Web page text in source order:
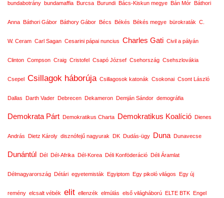
bundabotrány bundamaffia Burcsa Burundi Bács-Kiskun megye Bán Mór Báthori
Anna Báthori Gábor Báthory Gábor Bécs Békés Békés megye bürokraták C.
W. Ceram Carl Sagan Cesarini pápai nuncius Charles Gati Civil a pályán
Clinton Compson Craig Cristofel Csapó József Csehország Csehszlovákia
Csepel Csillagok háborúja Csillagosok katonák Csokonai Csont László
Dallas Darth Vader Debrecen Dekameron Demján Sándor demográfia
Demokrata Párt Demokratikus Charta Demokratikus Koalíció Dienes
András Dietz Károly disznófejű nagyurak DK Dudás-ügy Duna Dunavecse
Dunántúl Dél Dél-Afrika Dél-Korea Déli Konföderáció Déli Áramlat
Délmagyarország Détári egyetemisták Egyiptom Egy pikoló világos Egy új
remény elcsalt vébék elit ellenzék elmúlás első világháború ELTE BTK Engel